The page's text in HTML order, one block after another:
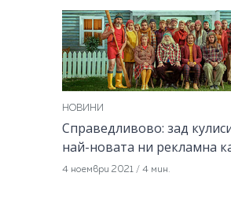
НОВИНИ
Справедливово: зад
най-новата ни рекламна
4 ноември 2021 / 4 мин.